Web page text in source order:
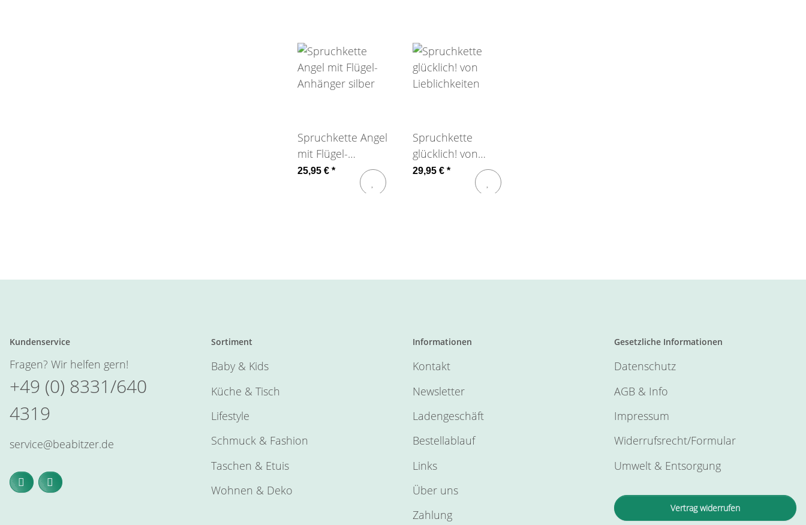
Spruchkette Angel
mit Flügel-
Anhänger silber
25,95 € *
Spruchkette
glücklich! von
Lieblichkeiten
29,95 € *
Kundenservice
Fragen? Wir helfen gern!
+49 (0) 8331/640
4319
service@beabitzer.de
Sortiment
Baby & Kids
Küche & Tisch
Lifestyle
Schmuck & Fashion
Taschen & Etuis
Wohnen & Deko
Informationen
Kontakt
Newsletter
Ladengeschäft
Bestellablauf
Links
Über uns
Zahlung
Gesetzliche Informationen
Datenschutz
AGB & Info
Impressum
Widerrufsrecht/Formular
Umwelt & Entsorgung
Vertrag widerrufen